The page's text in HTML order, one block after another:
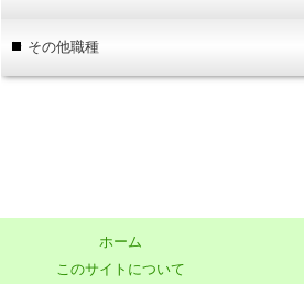
その他職種
ホーム
このサイトについて